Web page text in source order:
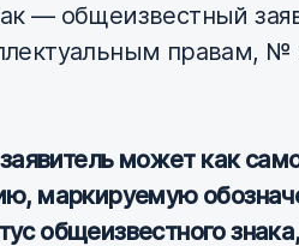
— общеизвестный
правам, №
заявитель может как
маркируемую
общеизвестного